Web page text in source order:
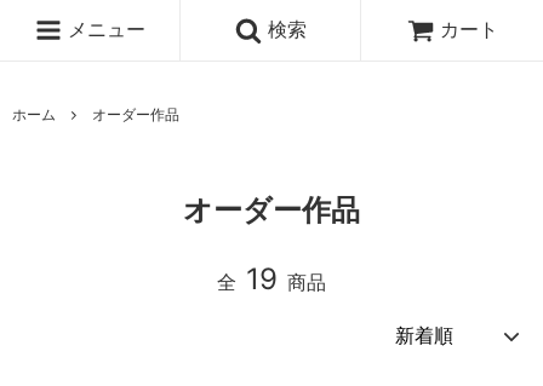
メニュー 検索 カート
ホーム オーダー作品
オーダー作品
全 19 商品